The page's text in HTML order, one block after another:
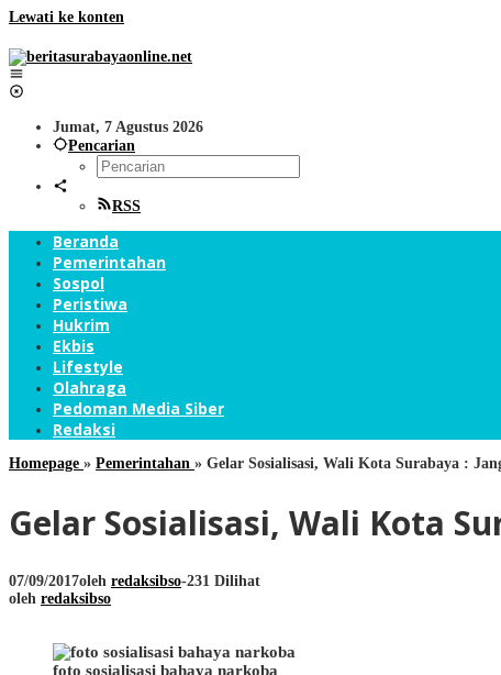
Lewati ke konten
Jumat, 7 Agustus 2026
Pencarian
RSS
Beranda
Pemerintahan
Sospol
Peristiwa
Hukrim
Ekbis
Lifestyle
Olahraga
Pedoman Media Siber
Redaksi
Homepage » Pemerintahan » Gelar Sosialisasi, Wali Kota Surabaya :
Gelar Sosialisasi, Wali Kota
07/09/2017oleh redaksibso-231 Dilihat
oleh redaksibso
foto sosialisasi bahaya narkoba